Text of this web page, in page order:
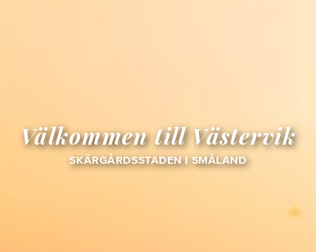
Välkommen till Västervik
SKÄRGÅRDSSTADEN I SMÅLAND